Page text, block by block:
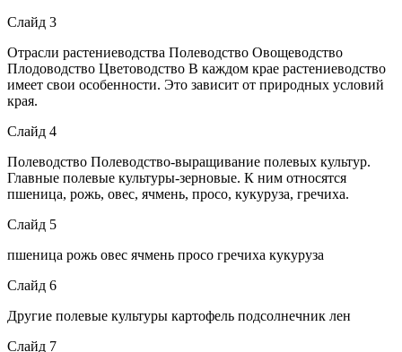
Слайд 3
Отрасли растениеводства Полеводство Овощеводство
Плодоводство Цветоводство В каждом крае растениеводство
имеет свои особенности. Это зависит от природных условий
края.
Слайд 4
Полеводство Полеводство-выращивание полевых культур.
Главные полевые культуры-зерновые. К ним относятся
пшеница, рожь, овес, ячмень, просо, кукуруза, гречиха.
Слайд 5
пшеница рожь овес ячмень просо гречиха кукуруза
Слайд 6
Другие полевые культуры картофель подсолнечник лен
Слайд 7